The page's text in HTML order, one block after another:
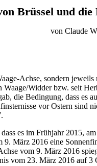
Brüssel und
von Claude
Achse, sondern
Widder bzw. seit
die Bedingung, dass es
vor Ostern sind
es im Frühjahr 2015,
März 2016 eine
vom 9. März 2016
vom 23. März 2016 auf 3